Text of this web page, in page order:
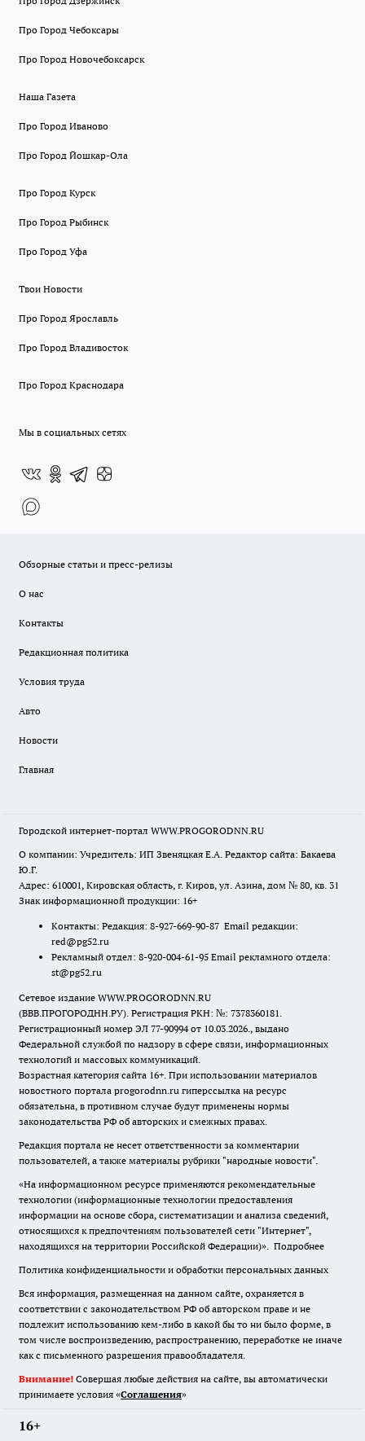
Про Город Чебоксары
Про Город Новочебоксарск
Наша Газета
Про Город Иваново
Про Город Йошкар-Ола
Про Город Курск
Про Город Рыбинск
Про Город Уфа
Твои Новости
Про Город Ярославль
Про Город Владивосток
Про Город Краснодара
Мы в социальных сетях
Обзорные статьи и пресс-релизы
О нас
Контакты
Редакционная политика
Условия труда
Авто
Новости
Главная
Городской интернет-портал WWW.PROGORODNN.RU
О компании: Учредитель: ИП Звеняцкая Е.А. Редактор сайта: Бакаева
Ю.Г.
Адрес: 610001, Кировская область, г. Киров, ул. Азина, дом № 80, кв. 31
Знак информационной продукции: 16+
Контакты: Редакция: 8-927-669-90-87 Email редакции:
red@pg52.ru
Рекламный отдел: 8-920-004-61-95 Email рекламного отдела:
st@pg52.ru
Сетевое издание WWW.PROGORODNN.RU
(ВВВ.ПРОГОРОДНН.РУ). Регистрация РКН: №: 7378360181.
Регистрационный номер ЭЛ 77-90994 от 10.03.2026., выдано
Федеральной службой по надзору в сфере связи, информационных
технологий и массовых коммуникаций.
Возрастная категория сайта 16+. При использовании материалов
новостного портала progorodnn.ru гиперссылка на ресурс
обязательна, в противном случае будут применены нормы
законодательства РФ об авторских и смежных правах.
Редакция портала не несет ответственности за комментарии
пользователей, а также материалы рубрики "народные новости".
«На информационном ресурсе применяются рекомендательные
технологии (информационные технологии предоставления
информации на основе сбора, систематизации и анализа сведений,
относящихся к предпочтениям пользователей сети "Интернет",
находящихся на территории Российской Федерации)». Подробнее
Политика конфиденциальности и обработки персональных данных
Вся информация, размещенная на данном сайте, охраняется в
соответствии с законодательством РФ об авторском праве и не
подлежит использованию кем-либо в какой бы то ни было форме, в
том числе воспроизведению, распространению, переработке не иначе
как с письменного разрешения правообладателя.
Внимание! Совершая любые действия на сайте, вы автоматически
принимаете условия «Cоглашения»
16+